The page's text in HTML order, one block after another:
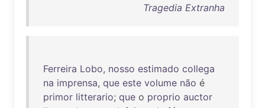
Tragedia Extranha
Ferreira Lobo, nosso estimado collega
na imprensa, que este volume não é
primor litterario; que o proprio auctor